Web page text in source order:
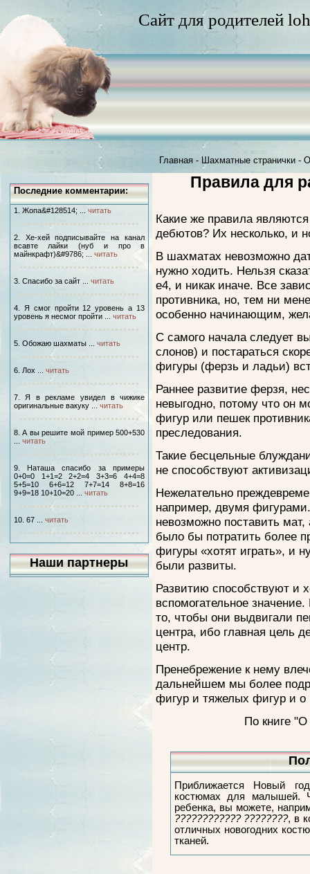
Сайт для родителей
Главная - Шахматные странички -
Последние комментарии:
1. Жопа&#128514; ... читать
2. Хе-хей подписывайте на канал
всавте лайки (нуб и про в
майнкрафт)&#9786; ... читать
3. Спасибо за сайт ... читать
4. Я смог пройти 12 уровень а 13
уровень я несмог пройти ... читать
5. Обожаю шахматы ... читать
6. Лох ... читать
7. Я в рекламе увидел в чижике
оригинальные вакуку ... читать
8. А вы решите мой пример 500+530
читать
9. Наташа спасибо за примеры
0+0=0 1+1=2 2+2=4 3+3=6 4+4=8
5+5=10 6+6=12 7+7=14 8+8=16
9+9=18 10+10=20 ... читать
10. 67 ... читать
Наши партнеры
Правила для
Какие же правила
дебютов? Их несколько, и
В шахматах невозможно
нужно ходить. Нельзя
е4, и никак иначе. Все
противника, но, тем ни
особенно начинающим,
С самого начала следует
слонов) и постараться
фигуры (ферзь и ладьи)
Раннее развитие ферзя,
невыгодно, потому что он
фигур или пешек
преследования.
Такие бесцельные
не способствуют
Нежелательно
например, двумя
невозможно поставить
было бы потратить более
фигуры «хотят играть», и
были развиты.
Развитию способствуют и
вспомогательное
то, чтобы они выдвигали
центра, ибо главная цель
центр.
Пренебрежение к нему
дальнейшем мы более
фигур и тяжелых фигур и о
По книге
Приближается Новый
костюмах для малышей.
ребенка, вы можете,
???????????? ????????, в
отличных новогодних
тканей.